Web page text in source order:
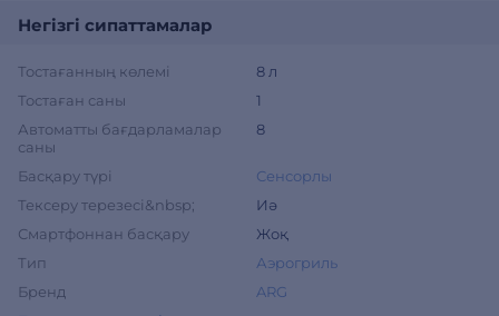
Негізгі сипаттамалар
Тостағанның көлемі
8 л
Тостаған саны
1
Автоматты бағдарламалар
саны
8
Басқару түрі
Сенсорлы
Тексеру терезесі&nbsp;
Иә
Смартфоннан басқару
Жоқ
Тип
Аэрогриль
Бренд
ARG